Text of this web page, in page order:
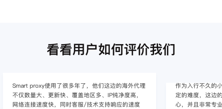
看看用户如何评价我们
作为入行不久的小白，上手使用Smart proxy会有一
定的难度，这边的客服人员/技术支持人员非常有耐
心，并且非常专业，很快就上手了，使用体验整体
作为一家跨境电
上面经营着多个
着强烈的需求，